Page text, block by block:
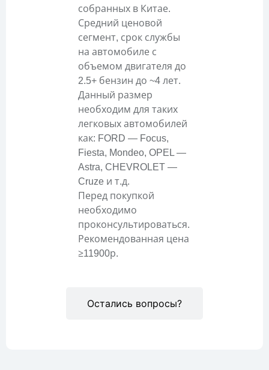
Остались вопросы?
собранных в Китае.
Средний ценовой
сегмент, срок службы
на автомобиле с
объемом двигателя до
2.5+ бензин до ~4 лет.
Данный размер
необходим для таких
легковых автомобилей
как: FORD — Focus,
Fiesta, Mondeo, OPEL —
Astra, CHEVROLET —
Cruze и т.д.
Перед покупкой
необходимо
проконсультироваться.
Рекомендованная цена
≥11900р.